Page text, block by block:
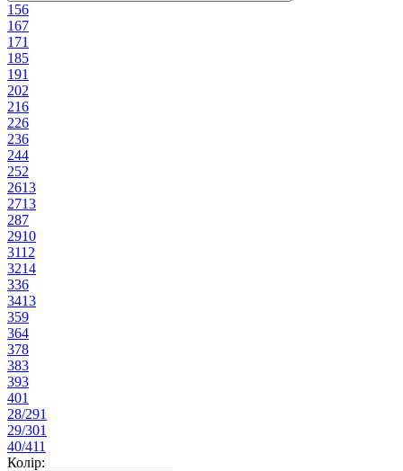
156
167
171
185
191
202
216
226
236
244
252
2613
2713
287
2910
3112
3214
336
3413
359
364
378
383
393
401
28/291
29/301
40/411
Колір: